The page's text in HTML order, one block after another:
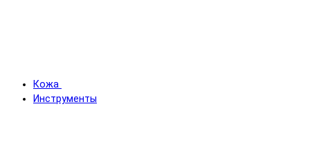
Кожа
Инструменты